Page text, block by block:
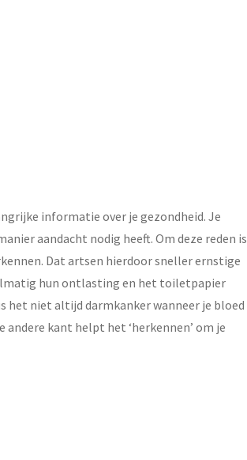
informatie over je gezondheid. Je
aandacht nodig heeft. Om deze reden is
Dat artsen hierdoor sneller ernstige
hun ontlasting en het toiletpapier
het niet altijd darmkanker wanneer je bloed
kant helpt het ‘herkennen’ om je